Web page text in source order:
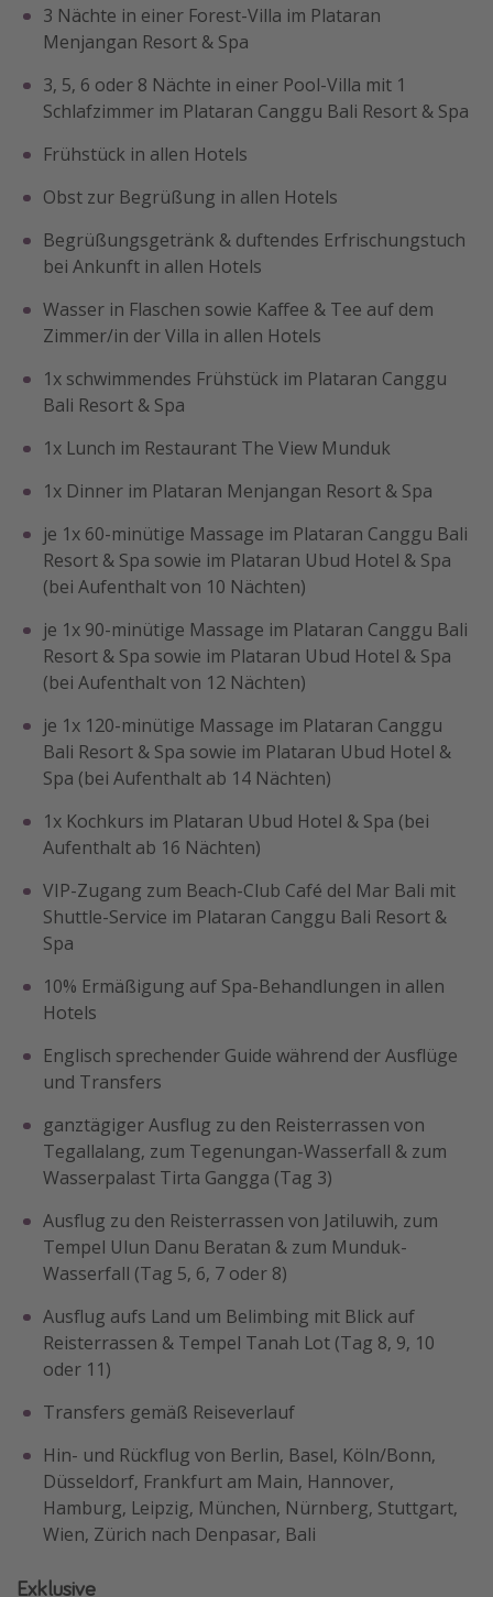
3 Nächte in einer Forest-Villa im Plataran
Menjangan Resort & Spa
3, 5, 6 oder 8 Nächte in einer Pool-Villa mit 1
Schlafzimmer im Plataran Canggu Bali Resort & Spa
Frühstück in allen Hotels
Obst zur Begrüßung in allen Hotels
Begrüßungsgetränk & duftendes Erfrischungstuch
bei Ankunft in allen Hotels
Wasser in Flaschen sowie Kaffee & Tee auf dem
Zimmer/in der Villa in allen Hotels
1x schwimmendes Frühstück im Plataran Canggu
Bali Resort & Spa
1x Lunch im Restaurant The View Munduk
1x Dinner im Plataran Menjangan Resort & Spa
je 1x 60-minütige Massage im Plataran Canggu Bali
Resort & Spa sowie im Plataran Ubud Hotel & Spa
(bei Aufenthalt von 10 Nächten)
je 1x 90-minütige Massage im Plataran Canggu Bali
Resort & Spa sowie im Plataran Ubud Hotel & Spa
(bei Aufenthalt von 12 Nächten)
je 1x 120-minütige Massage im Plataran Canggu
Bali Resort & Spa sowie im Plataran Ubud Hotel &
Spa (bei Aufenthalt ab 14 Nächten)
1x Kochkurs im Plataran Ubud Hotel & Spa (bei
Aufenthalt ab 16 Nächten)
VIP-Zugang zum Beach-Club Café del Mar Bali mit
Shuttle-Service im Plataran Canggu Bali Resort &
Spa
10% Ermäßigung auf Spa-Behandlungen in allen
Hotels
Englisch sprechender Guide während der Ausflüge
und Transfers
ganztägiger Ausflug zu den Reisterrassen von
Tegallalang, zum Tegenungan-Wasserfall & zum
Wasserpalast Tirta Gangga (Tag 3)
Ausflug zu den Reisterrassen von Jatiluwih, zum
Tempel Ulun Danu Beratan & zum Munduk-
Wasserfall (Tag 5, 6, 7 oder 8)
Ausflug aufs Land um Belimbing mit Blick auf
Reisterrassen & Tempel Tanah Lot (Tag 8, 9, 10
oder 11)
Transfers gemäß Reiseverlauf
Hin- und Rückflug von Berlin, Basel, Köln/Bonn,
Düsseldorf, Frankfurt am Main, Hannover,
Hamburg, Leipzig, München, Nürnberg, Stuttgart,
Wien, Zürich nach Denpasar, Bali
Exklusive